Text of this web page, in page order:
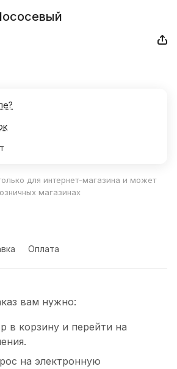
для интернет-магазина и может
магазинах
Оплата
вам нужно:
в корзину и перейти на
на электронную